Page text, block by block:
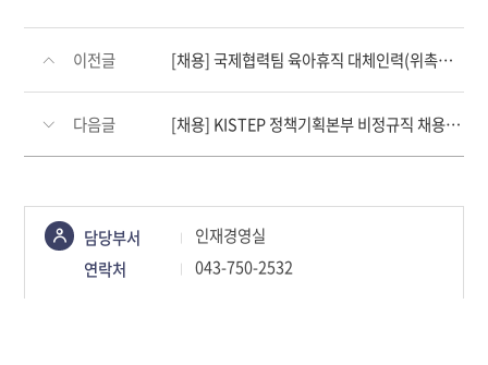
이전글 [채용] 국제협력팀 육아휴직 대체인력(위촉연구직) 채용 공고
다음글 [채용] KISTEP 정책기획본부 비정규직 채용 공고
콘텐츠
정보책임자
담당부서
인재경영실
연락처
043-750-2532